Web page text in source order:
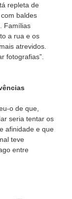
repleta de
baldes
Famílias
a rua e os
atrevidos.
fotografias”.
o de que,
seria tentar os
afinidade e que
teve
entre